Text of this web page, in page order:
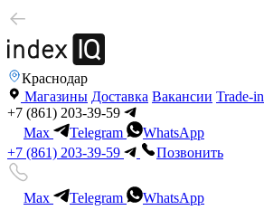
Краснодар
Магазины Доставка Вакансии Trade-in
+7 (861) 203-39-59
Max
Telegram
WhatsApp
+7 (861) 203-39-59
Позвонить
Max Telegram
WhatsApp